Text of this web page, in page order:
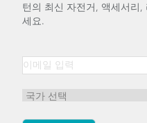
턴의 최신 자전거, 액세서리
세요.